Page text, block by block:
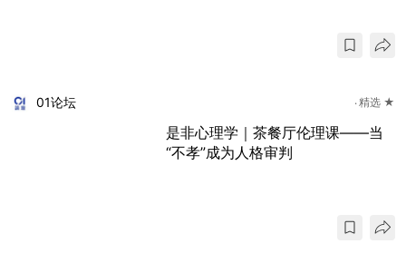
01论坛 精选 ★
是非心理学｜茶餐厅伦理课——当
“不孝”成为人格审判